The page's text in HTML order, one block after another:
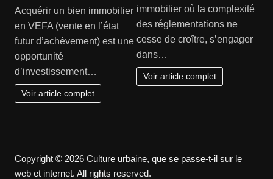
Acquérir un bien immobilier
en VEFA (vente en l’état
futur d’achèvement) est une
opportunité
d’investissement…
Voir article complet
immobilier où la complexité
des réglementations ne
cesse de croître, s’engager
dans…
Voir article complet
Copyright © 2026 Culture urbaine, que se passe-t-il sur le
web et internet. All rights reserved.